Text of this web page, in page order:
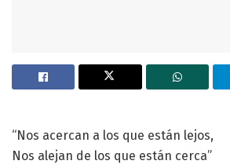
“Nos acercan a los que están lejos,
Nos alejan de los que están cerca”